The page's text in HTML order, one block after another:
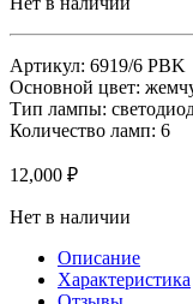
Артикул: 6919/6 PBK
Основной цвет:
Тип лампы:
Количество ламп: 6
12,000 ₽
Нет в наличии
Описание
Характеристика